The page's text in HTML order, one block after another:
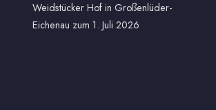
Weidstücker Hof in Großenlüder-
Eichenau zum 1. Juli 2026